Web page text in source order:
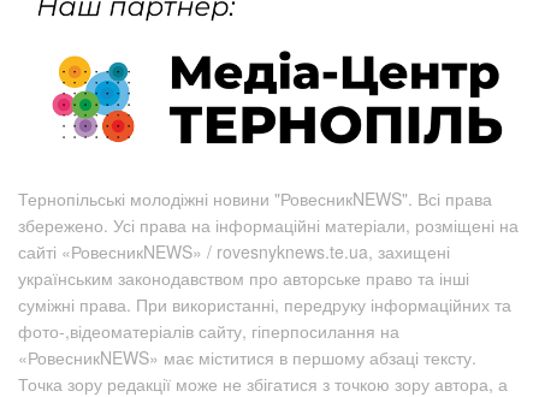
Тернопільські молодіжні новини "РовесникNEWS". Всі права
збережено. Усі права на інформаційні матеріали, розміщені на
сайті «РовесникNEWS» / rovesnyknews.te.ua, захищені
українським законодавством про авторське право та інші
суміжні права. При використанні, передруку інформаційних та
фото-,відеоматеріалів сайту, гіперпосилання на
«РовесникNEWS» має міститися в першому абзаці тексту.
Точка зору редакції може не збігатися з точкою зору автора, а